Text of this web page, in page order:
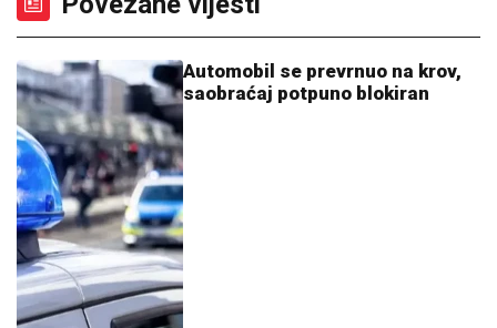
Automobil se prevrnuo na krov,
saobraćaj potpuno blokiran